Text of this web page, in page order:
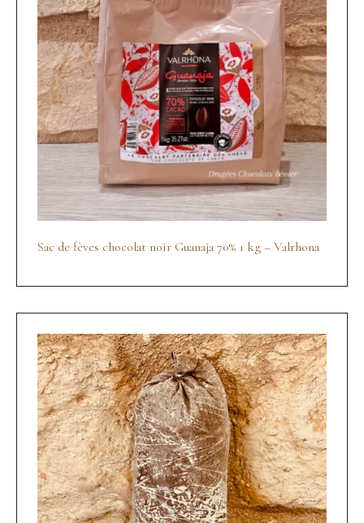
Sac de fèves chocolat noir Guanaja 70% 1 kg – Valrhona